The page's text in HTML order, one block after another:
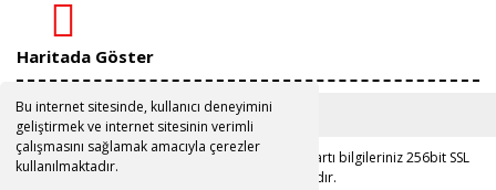
Bu internet sitesinde, kullanıcı deneyimini
geliştirmek ve internet sitesinin verimli
çalışmasını sağlamak amacıyla çerezler
kullanılmaktadır.
Haritada Göster
Copyright 2019 ©www.susle.com.tr
Kredi kartı bilgileriniz 256bit SSL
sertifikası ile korunmaktadır.